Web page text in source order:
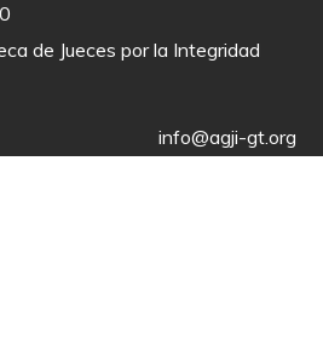
de Jueces por la Integridad
info@agji-gt.org